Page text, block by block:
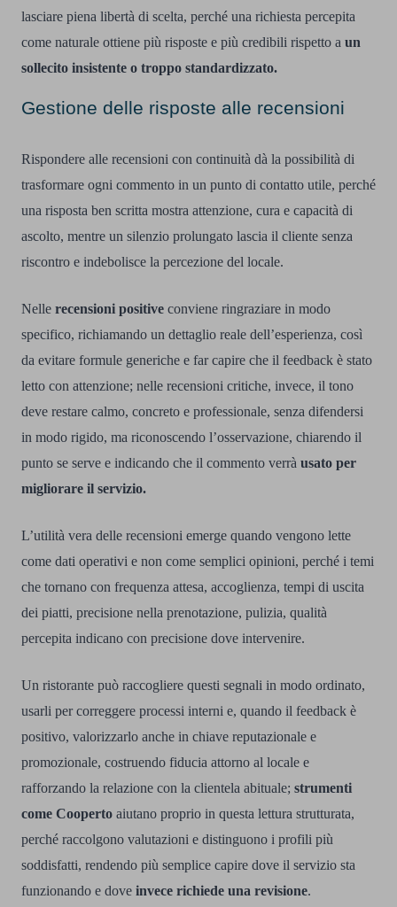
lasciare piena libertà di scelta, perché una richiesta percepita
come naturale ottiene più risposte e più credibili rispetto a un
sollecito insistente o troppo standardizzato.
Gestione delle risposte alle recensioni
Rispondere alle recensioni con continuità dà la possibilità di
trasformare ogni commento in un punto di contatto utile, perché
una risposta ben scritta mostra attenzione, cura e capacità di
ascolto, mentre un silenzio prolungato lascia il cliente senza
riscontro e indebolisce la percezione del locale.
Nelle recensioni positive conviene ringraziare in modo
specifico, richiamando un dettaglio reale dell’esperienza, così
da evitare formule generiche e far capire che il feedback è stato
letto con attenzione; nelle recensioni critiche, invece, il tono
deve restare calmo, concreto e professionale, senza difendersi
in modo rigido, ma riconoscendo l’osservazione, chiarendo il
punto se serve e indicando che il commento verrà usato per
migliorare il servizio.
L’utilità vera delle recensioni emerge quando vengono lette
come dati operativi e non come semplici opinioni, perché i temi
che tornano con frequenza attesa, accoglienza, tempi di uscita
dei piatti, precisione nella prenotazione, pulizia, qualità
percepita indicano con precisione dove intervenire.
Un ristorante può raccogliere questi segnali in modo ordinato,
usarli per correggere processi interni e, quando il feedback è
positivo, valorizzarlo anche in chiave reputazionale e
promozionale, costruendo fiducia attorno al locale e
rafforzando la relazione con la clientela abituale; strumenti
come Cooperto aiutano proprio in questa lettura strutturata,
perché raccolgono valutazioni e distinguono i profili più
soddisfatti, rendendo più semplice capire dove il servizio sta
funzionando e dove invece richiede una revisione.